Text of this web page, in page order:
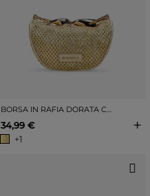
BORSA IN RAFIA DORATA CON MANICO IN METALLO
34,99 €
+1
+